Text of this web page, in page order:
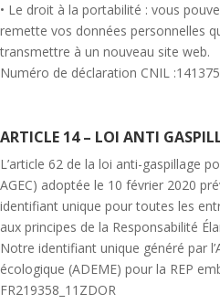
• Le droit à la portabilité : vous
remette vos données personnelles
transmettre à un nouveau site web.
Numéro de déclaration CNIL
ARTICLE 14 – LOI ANTI
L’article 62 de la loi anti-gaspillage
AGEC) adoptée le 10 février 2020
identifiant unique pour toutes les
aux principes de la Responsabilité
Notre identifiant unique généré par
écologique (ADEME) pour la REP
FR219358_11ZDOR